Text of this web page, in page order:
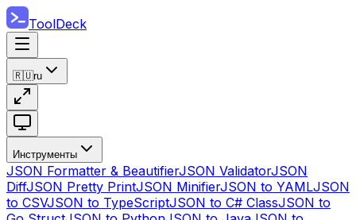
ToolDeck
🇷🇺ru
Инструменты
JSON Formatter & BeautifierJSON ValidatorJSON
DiffJSON Pretty PrintJSON MinifierJSON to YAMLJSON
to CSVJSON to TypeScriptJSON to C# ClassJSON to